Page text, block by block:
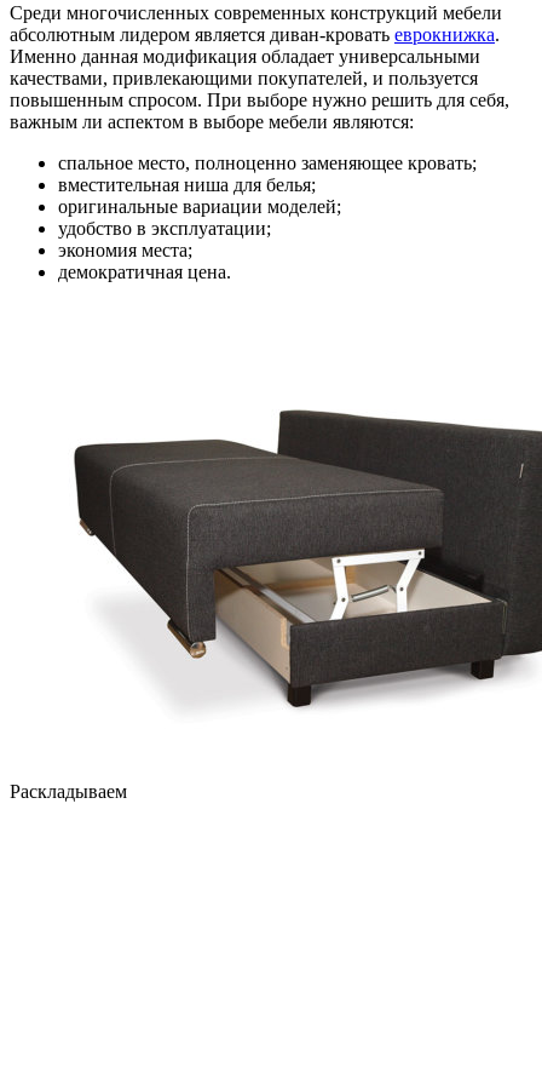
Среди многочисленных современных конструкций мебели
абсолютным лидером является диван-кровать еврокнижка.
Именно данная модификация обладает универсальными
качествами, привлекающими покупателей, и пользуется
повышенным спросом. При выборе нужно решить для себя,
важным ли аспектом в выборе мебели являются:
спальное место, полноценно заменяющее кровать;
вместительная ниша для белья;
оригинальные вариации моделей;
удобство в эксплуатации;
экономия места;
демократичная цена.
Раскладываем